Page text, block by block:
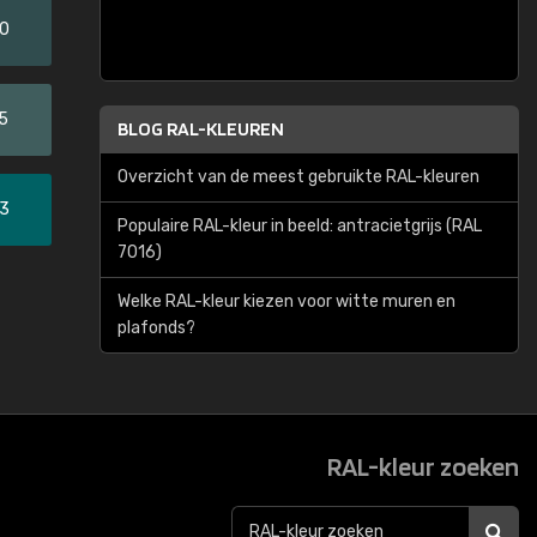
BLOG RAL-KLEUREN
Overzicht van de meest gebruikte RAL-kleuren
Populaire RAL-kleur in beeld: antracietgrijs (RAL
7016)
Welke RAL-kleur kiezen voor witte muren en
plafonds?
RAL-kleur zoeken